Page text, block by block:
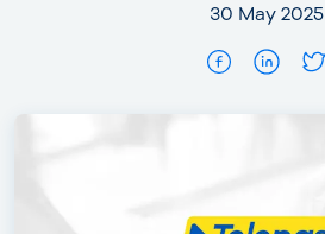
30 May 2025